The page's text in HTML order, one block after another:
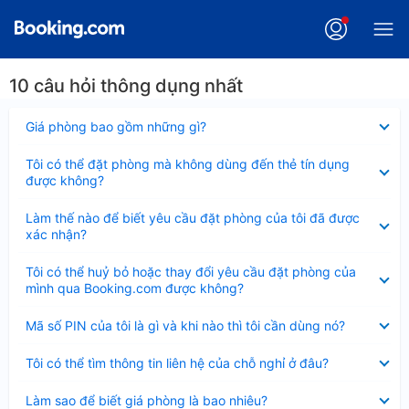
10 câu hỏi thông dụng nhất
Giá phòng bao gồm những gì?
thu
Tôi có thể đặt phòng mà không dùng đến thẻ tín dụng
được không?
thu
gọn
Làm thế nào để biết yêu cầu đặt phòng của tôi đã được
xác nhận?
thu
gọn
Tôi có thể huỷ bỏ hoặc thay đổi yêu cầu đặt phòng của
mình qua Booking.com được không?
thu
gọn
Mã số PIN của tôi là gì và khi nào thì tôi cần dùng nó?
thu
Tôi có thể tìm thông tin liên hệ của chỗ nghỉ ở đâu?
thu
Làm sao để biết giá phòng là bao nhiêu?
thu